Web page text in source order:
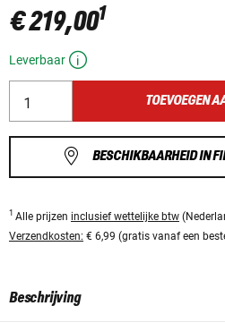
€ 219,001
Leverbaar
TOEVOEGEN
BESCHIKBAARHEID IN
1 Alle prijzen inclusief wettelijke btw
Verzendkosten: € 6,99 (gratis vanaf een
Beschrijving